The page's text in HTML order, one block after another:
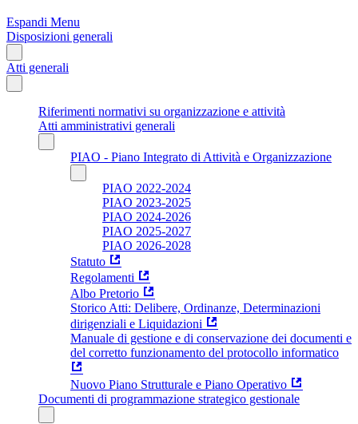
Espandi Menu
Disposizioni generali
Atti generali
Riferimenti normativi su organizzazione e attività
Atti amministrativi generali
PIAO - Piano Integrato di Attività e Organizzazione
PIAO 2022-2024
PIAO 2023-2025
PIAO 2024-2026
PIAO 2025-2027
PIAO 2026-2028
Statuto
Regolamenti
Albo Pretorio
Storico Atti: Delibere, Ordinanze, Determinazioni
dirigenziali e Liquidazioni
Manuale di gestione e di conservazione dei documenti e
del corretto funzionamento del protocollo informatico
Nuovo Piano Strutturale e Piano Operativo
Documenti di programmazione strategico gestionale